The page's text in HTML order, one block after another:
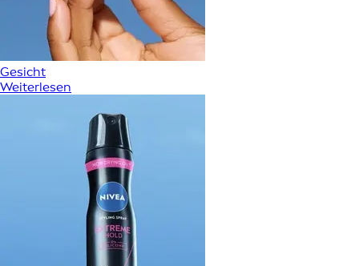
Gesicht
Weiterlesen